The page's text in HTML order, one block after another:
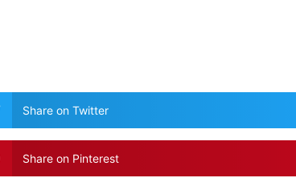
Share on Twitter
Share on Pinterest